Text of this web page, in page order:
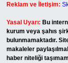
Reklam ve İletişim:
Yasal Uyarı: Bu
kurum veya şahıs
bulunmamaktadır.
makaleler
haber niteliği